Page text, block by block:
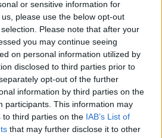
or sensitive information for
please use the below opt-out
Please note that after your
you may continue seeing
on personal information utilized by
disclosed to third parties prior to
opt-out of the further
information by third parties on the
participants. This information may
to third parties on the IAB’s List of
that may further disclose it to other
Miguel Oliveira Misano
–
Következő cikk